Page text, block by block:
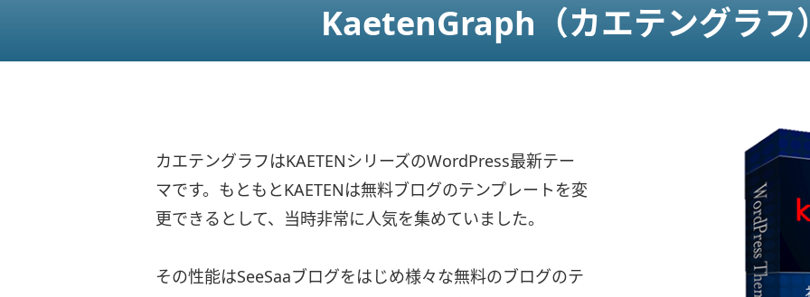
KaetenGraph（カエテングラフ
カエテングラフはKAETENシリーズのWordPress最新テー
マです。もともとKAETENは無料ブログのテンプレートを変
更できるとして、当時非常に人気を集めていました。
その性能はSeeSaaブログをはじめ様々な無料のブログのテ